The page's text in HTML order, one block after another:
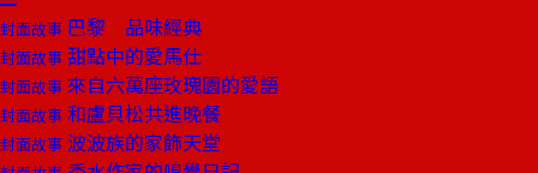
封面故事 巴黎 品味經典
封面故事 甜點中的愛馬仕
封面故事 來自六萬座玫瑰園的愛語
封面故事 和盧貝松共進晚餐
封面故事 波波族的家飾天堂